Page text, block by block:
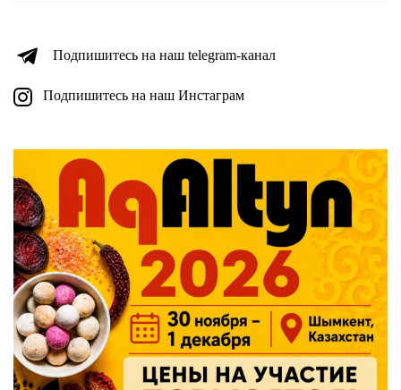
Подпишитесь на наш telegram-канал
Подпишитесь на наш Инстаграм